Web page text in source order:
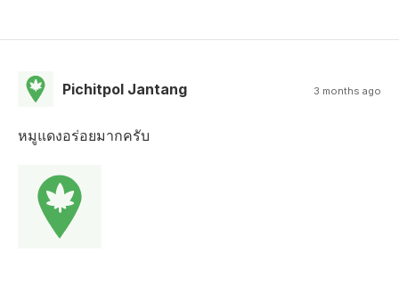
Pichitpol Jantang 3 months ago
หมูแดงอร่อยมากครับ